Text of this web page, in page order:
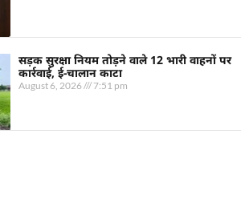
सड़क सुरक्षा नियम तोड़ने वाले 12 भारी वाहनों पर
कार्रवाई, ई-चालान काटा
August 6, 2026 7:51 pm